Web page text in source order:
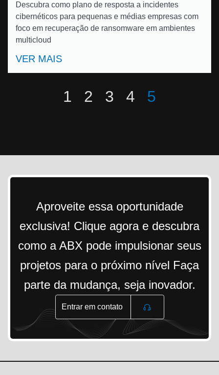
Descubra como plano de resposta a incidentes
cibernéticos para pequenas e médias empresas com
foco em recuperação de ransomware em ambientes
multicloud
VER MAIS
1 2 3 4 5
Aproveite essa oportunidade
exclusiva! Clique agora e descubra
como a ABX pode impulsionar seus
projetos para o próximo nível Faça
parte da mudança, seja inovador.
Entrar em contato